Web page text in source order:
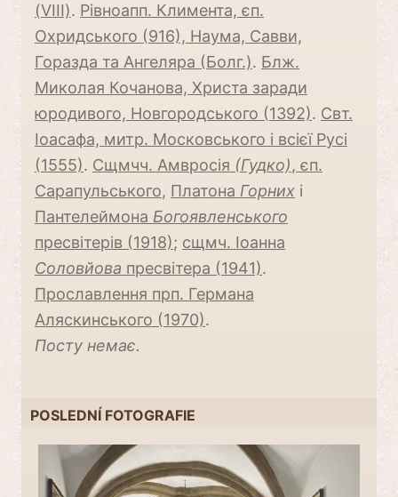
(VIII). Рівноапп. Климента, єп.
Охридського (916), Наума, Савви,
Горазда та Ангеляра (Болг.). Блж.
Миколая Кочанова, Христа заради
юродивого, Новгородського (1392). Свт.
Іоасафа, митр. Московського і всієї Русі
(1555). Сщмчч. Амвросія (Гудко), єп.
Сарапульського, Платона Горнихі
Пантелеймона Богоявленського
пресвітерів (1918); сщмч. Іоанна
Соловйова пресвітера (1941).
Прославлення прп. Германа
Аляскинського (1970).
Посту немає.
POSLEDNÍ FOTOGRAFIE